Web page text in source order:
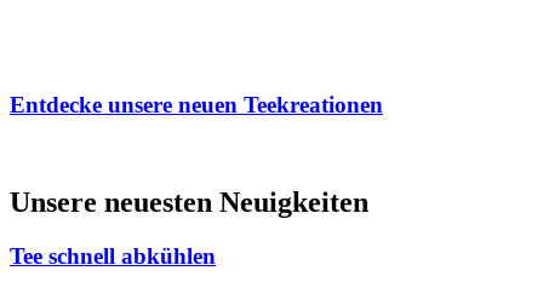
Entdecke unsere neuen Teekreationen
Unsere neuesten Neuigkeiten
Tee schnell abkühlen